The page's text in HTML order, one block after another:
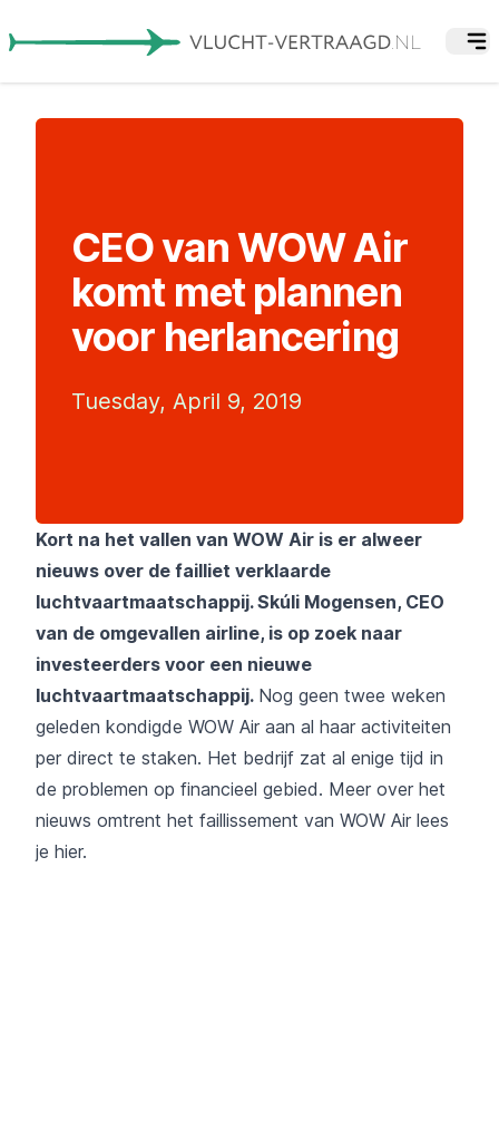
CEO van WOW Air
komt met plannen
voor herlancering
Tuesday, April 9, 2019
Kort na het vallen van WOW Air is er alweer
nieuws over de failliet verklaarde
luchtvaartmaatschappij. Skúli Mogensen, CEO
van de omgevallen airline, is op zoek naar
investeerders voor een nieuwe
luchtvaartmaatschappij.​ Nog geen twee weken
geleden kondigde WOW Air aan al haar activiteiten
per direct te staken. Het bedrijf zat al enige tijd in
de problemen op financieel gebied. Meer over het
nieuws omtrent het faillissement van WOW Air lees
je hier.